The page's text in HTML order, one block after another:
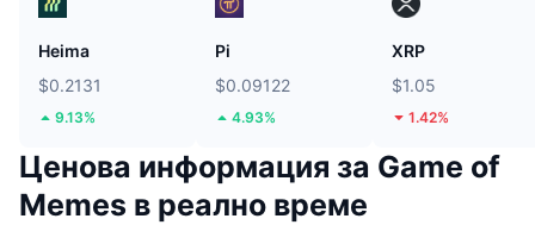
Heima
$0.2131
9.13%
Pi
$0.09122
4.93%
XRP
$1.05
1.42%
Ценова информация за Game of
Memes в реално време